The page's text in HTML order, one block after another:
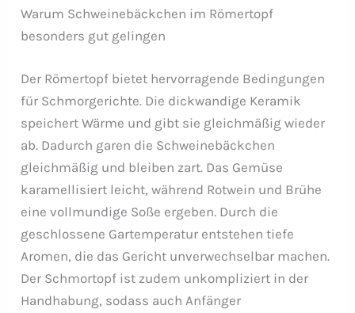
Warum Schweinebäckchen im Römertopf
besonders gut gelingen
Der Römertopf bietet hervorragende Bedingungen
für Schmorgerichte. Die dickwandige Keramik
speichert Wärme und gibt sie gleichmäßig wieder
ab. Dadurch garen die Schweinebäckchen
gleichmäßig und bleiben zart. Das Gemüse
karamellisiert leicht, während Rotwein und Brühe
eine vollmundige Soße ergeben. Durch die
geschlossene Gartemperatur entstehen tiefe
Aromen, die das Gericht unverwechselbar machen.
Der Schmortopf ist zudem unkompliziert in der
Handhabung, sodass auch Anfänger